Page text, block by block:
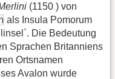
(1150 ) von
als Insula Pomorum
Die Bedeutung
Sprachen Britanniens
Ortsnamen
Avalon wurde